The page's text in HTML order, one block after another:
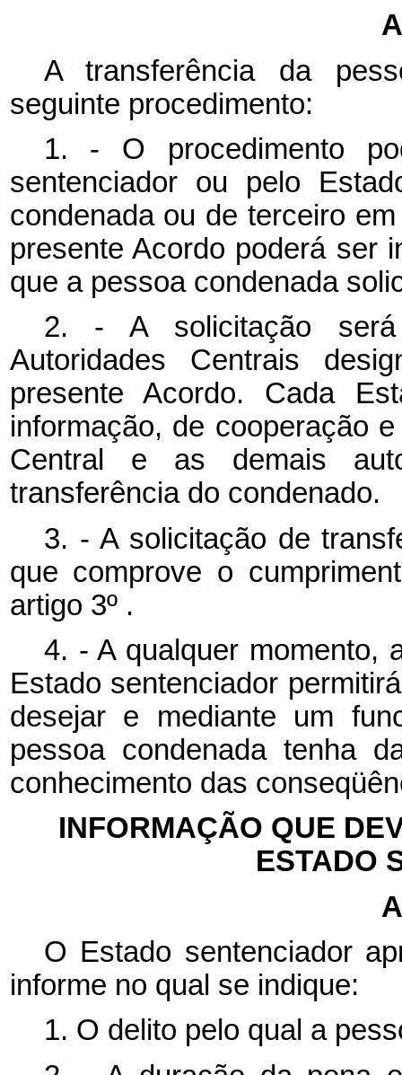
A transferência da
seguinte procedimento:
1. - O procedimento
sentenciador ou pelo
condenada ou de terceiro
presente Acordo poderá ser
que a pessoa condenada
2. - A solicitação será
Autoridades Centrais
presente Acordo. Cada
informação, de cooperação
Central e as demais
transferência do condenado.
3. - A solicitação de
que comprove o
artigo 3º .
4. - A qualquer momento,
Estado sentenciador
desejar e mediante um
pessoa condenada tenha
conhecimento das
INFORMAÇÃO QUE
ESTADO
O Estado sentenciador
informe no qual se indique:
1. O delito pelo qual a